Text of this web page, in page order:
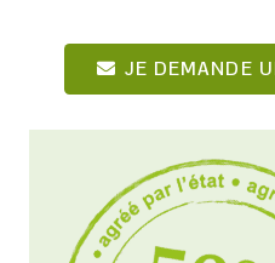
JE DEMANDE